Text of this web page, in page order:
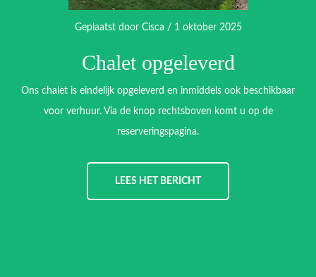
Geplaatst door Cisca / 1 oktober 2025
Chalet opgeleverd
Ons chalet is eindelijk opgeleverd en inmiddels ook beschikbaar
voor verhuur. Via de knop rechtsboven komt u op de
reserveringspagina.
LEES HET BERICHT